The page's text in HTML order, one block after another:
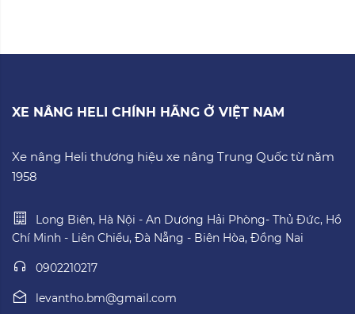
XE NÂNG HELI CHÍNH HÃNG Ở VIỆT NAM
Xe nâng Heli thương hiệu xe nâng Trung Quốc từ năm
1958
Long Biên, Hà Nội - An Dương Hải Phòng- Thủ Đức, Hồ
Chí Minh - Liên Chiểu, Đà Nẵng - Biên Hòa, Đồng Nai
0902210217
levantho.bm@gmail.com